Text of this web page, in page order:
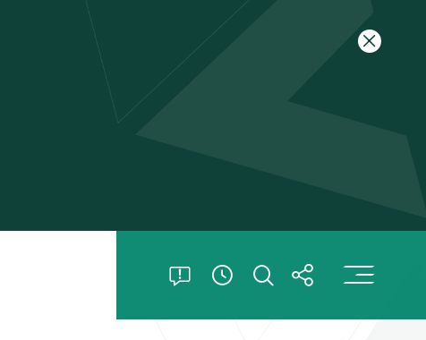
关闭特别
打开特别公告
查看開放時間信息
打开搜索打开分享打